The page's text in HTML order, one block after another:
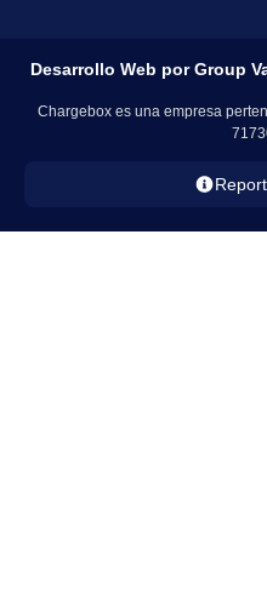
Desarrollo Web porGroup
Chargebox es una empresa